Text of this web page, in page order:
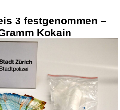
3 festgenommen –
Kokain